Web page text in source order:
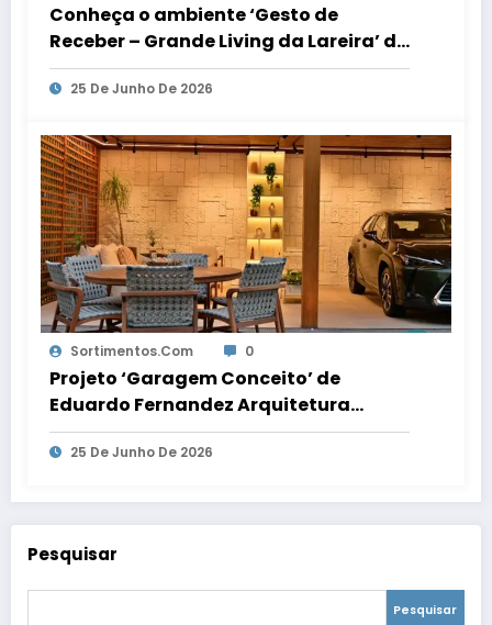
Conheça o ambiente ‘Gesto de
Receber – Grande Living da Lareira’ da
Mostra Elite Design
25 De Junho De 2026
Sortimentos.com 0
Projeto ‘Garagem Conceito’ de
Eduardo Fernandez Arquitetura
transforma o espaço em ambiente de
convivência e recepção
25 De Junho De 2026
Pesquisar
Pesquisar